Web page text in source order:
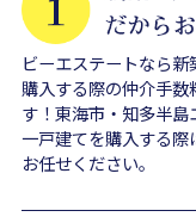
ビーエステートなら新
購入する際の仲介手数
す！東海市・知多半島
一戸建てを購入する際
お任せください。